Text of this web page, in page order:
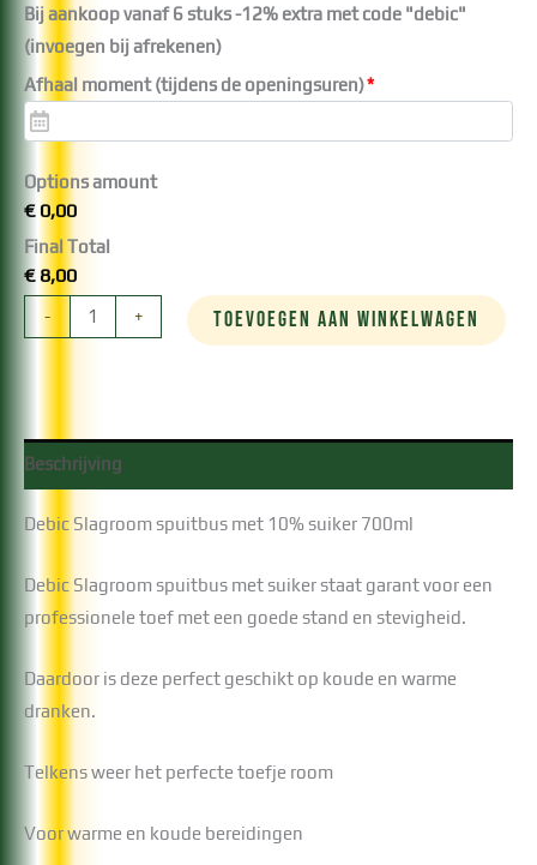
Bij aankoop vanaf 6 stuks -12% extra met code "debic"
(invoegen bij afrekenen)
Afhaal moment (tijdens de openingsuren)*
Options amount
€ 0,00
Final Total
€ 8,00
-
slagroom
+ TOEVOEGEN AAN WINKELWAGEN
Beschrijving
Debic Slagroom spuitbus met 10% suiker 700ml
Debic Slagroom spuitbus met suiker staat garant voor een
professionele toef met een goede stand en stevigheid.
Daardoor is deze perfect geschikt op koude en warme
dranken.
Telkens weer het perfecte toefje room
Voor warme en koude bereidingen